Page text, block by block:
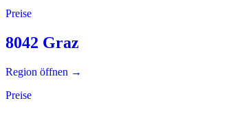
Preise
8042 Graz
Region öffnen →
Preise